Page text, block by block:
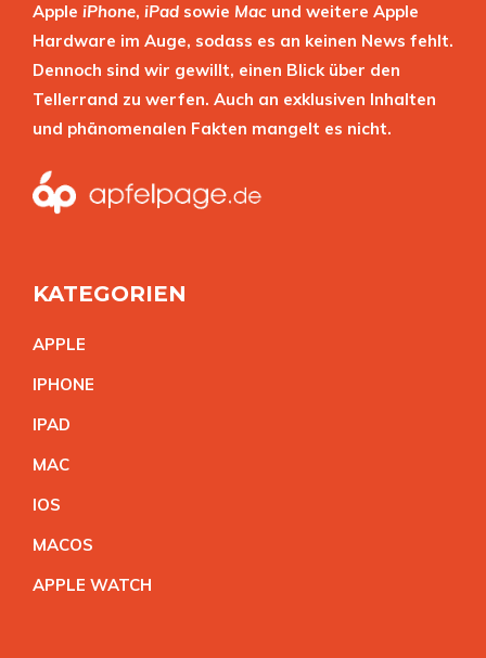
Apple iPhone, iPad sowie Mac und weitere Apple
Hardware im Auge, sodass es an keinen News fehlt.
Dennoch sind wir gewillt, einen Blick über den
Tellerrand zu werfen. Auch an exklusiven Inhalten
und phänomenalen Fakten mangelt es nicht.
KATEGORIEN
APPLE
IPHONE
IPAD
MAC
IOS
MACOS
APPLE WATCH